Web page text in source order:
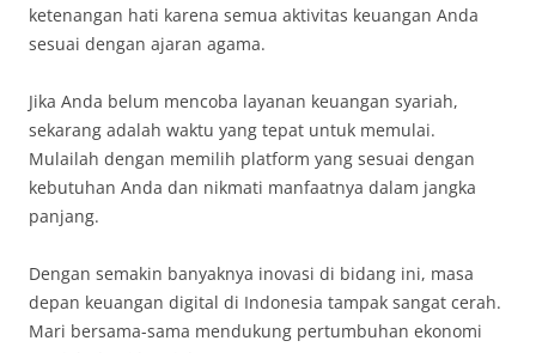
ketenangan hati karena semua aktivitas keuangan Anda
sesuai dengan ajaran agama.
Jika Anda belum mencoba layanan keuangan syariah,
sekarang adalah waktu yang tepat untuk memulai.
Mulailah dengan memilih platform yang sesuai dengan
kebutuhan Anda dan nikmati manfaatnya dalam jangka
panjang.
Dengan semakin banyaknya inovasi di bidang ini, masa
depan keuangan digital di Indonesia tampak sangat cerah.
Mari bersama-sama mendukung pertumbuhan ekonomi